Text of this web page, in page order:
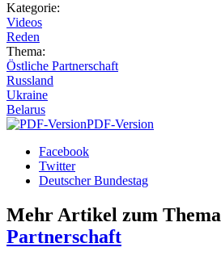
Kategorie:
Videos
Reden
Thema:
Östliche Partnerschaft
Russland
Ukraine
Belarus
PDF-Version
Facebook
Twitter
Deutscher Bundestag
Mehr Artikel zum Thema
Partnerschaft